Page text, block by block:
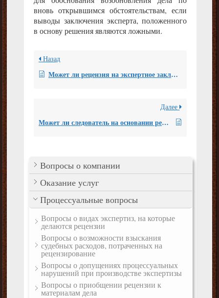
Вопросы о компании
Оказание услуг
Процессуальные вопросы
Вопросы о видах экспертиз, на которые
делаются рецензии
Вопросы о возможности взыскания
судебных расходов, потраченных на
рецензирование
Вопросы о допущениях процессуальных
нарушений при производстве экспертизы
Вопросы о приобщении рецензии к
материалам дела
вновь открывшимся обстоятельствам, если
выводы заключения эксперта, положенного
в основу решения являются ложными.
Назад
Может ли рецензия на экспертное заключение стать основанием для допроса эксперта, которым проводилось исследование?
Далее
Может ли следователь на основании рецензии, произведенной НП «СРО судебных экспертов», назначить новую экспертизу в уголовном деле?